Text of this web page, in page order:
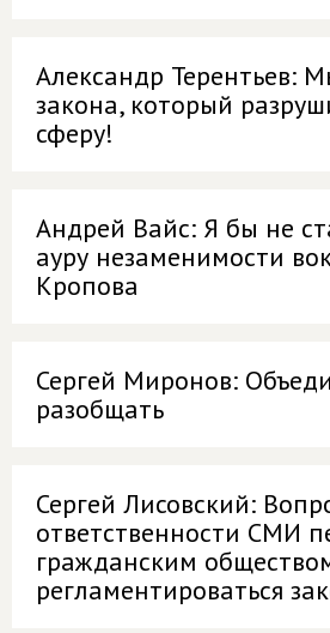
Александр Терентьев:
закона, который
сферу!
Андрей Вайс: Я бы не
ауру незаменимости
Кропова
Сергей Миронов:
разобщать
Сергей Лисовский:
ответственности СМИ
гражданским
регламентироваться